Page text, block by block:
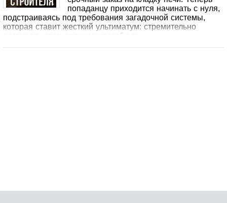
попаданцу приходится начинать с нуля,
подстраиваясь под требования загадочной системы,
которая ставит жесткий ультиматум: стремительно
развивать свои силы или погибнуть.